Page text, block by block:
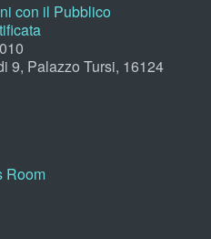
con il Pubblico
9, Palazzo Tursi, 16124
Room